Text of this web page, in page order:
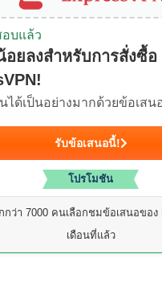
อบแล้ว
อยลงสำหรับการสั่งซื้อ
ได้เป็นอย่างมากด้วยข้อเสน
รับข้อเสนอนี้!
โปรโมชัน
กว่า 7000 คนเลือกชมข้อเสนอของ
เดือนที่แล้ว